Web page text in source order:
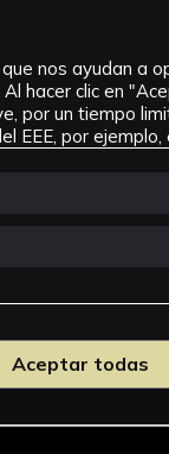
nos ayudan a
hacer clic en
por un tiempo
por ejemplo,
Aceptar todas